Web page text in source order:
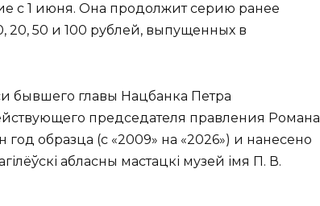
с 1 июня. Она продолжит серию ранее
20, 50 и 100 рублей, выпущенных в
главы Нацбанка Петра
председателя правления Романа
образца (с «2009» на «2026») и нанесено
абласны мастацкі музей імя П. В.